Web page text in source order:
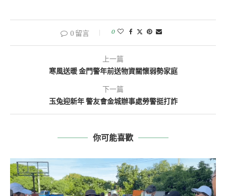
0 留言 0
上一篇
寒風送暖 金門警年前送物資關懷弱勢家庭
下一篇
玉兔迎新年 警友會金城辦事處勞警挺打詐
你可能喜歡